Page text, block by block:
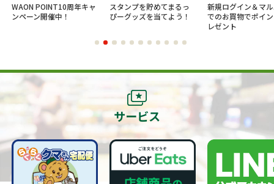
WAON POINT10周年キャ
ンペーン開催中！
スタンプを貯めてまるっ
ぴーグッズを当てよう！
新規ログイン＆マ
でのお買物でポイ
レゼント
サービス